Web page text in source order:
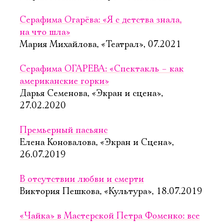
Серафима Огарёва: «Я с детства знала,
на что шла»
Мария Михайлова, «Театрал», 07.2021
Серафима ОГАРЕВА: «Спектакль – как
американские горки»
Дарья Семенова, «Экран и сцена»,
27.02.2020
Премьерный пасьянс
Елена Коновалова, «Экран и Сцена»,
26.07.2019
В отсутствии любви и смерти
Виктория Пешкова, «Культура», 18.07.2019
«Чайка» в Мастерской Петра Фоменко: все